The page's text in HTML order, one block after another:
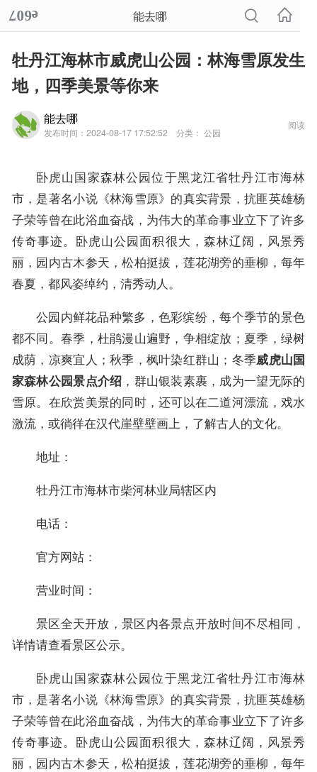
能去哪
牡丹江海林市威虎山公园：林海雪原发生
地，四季美景等你来
能去哪
发布时间：2024-08-17 17:52:52 分类： 公园
阅读
卧虎山国家森林公园位于黑龙江省牡丹江市海林
市，是著名小说《林海雪原》的真实背景，抗匪英雄杨
子荣等曾在此浴血奋战，为伟大的革命事业立下了许多
传奇事迹。卧虎山公园面积很大，森林辽阔，风景秀
丽，园内古木参天，松柏挺拔，莲花湖旁的垂柳，每年
春夏，都风姿绰约，清秀动人。
公园内鲜花品种繁多，色彩缤纷，每个季节的景色
都不同。春季，杜鹃漫山遍野，争相绽放；夏季，绿树
成荫，凉爽宜人；秋季，枫叶染红群山；冬季威虎山国
家森林公园景点介绍 ，群山银装素裹，成为一望无际的
雪原。在欣赏美景的同时，还可以在二道河漂流，戏水
激流，或徜徉在汉代崖壁壁画上，了解古人的文化。
地址：
牡丹江市海林市柴河林业局辖区内
电话：
官方网站：
营业时间：
景区全天开放，景区内各景点开放时间不尽相同，
详情请查看景区公示。
卧虎山国家森林公园位于黑龙江省牡丹江市海林
市，是著名小说《林海雪原》的真实背景，抗匪英雄杨
子荣等曾在此浴血奋战，为伟大的革命事业立下了许多
传奇事迹。卧虎山公园面积很大，森林辽阔，风景秀
丽，园内古木参天，松柏挺拔，莲花湖旁的垂柳，每年